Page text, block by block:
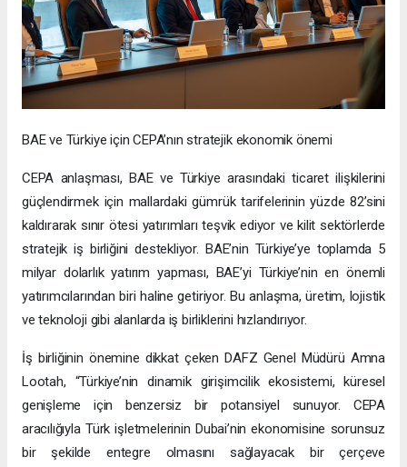
BAE ve Türkiye için CEPA’nın stratejik ekonomik önemi
CEPA anlaşması, BAE ve Türkiye arasındaki ticaret ilişkilerini
güçlendirmek için mallardaki gümrük tarifelerinin yüzde 82’sini
kaldırarak sınır ötesi yatırımları teşvik ediyor ve kilit sektörlerde
stratejik iş birliğini destekliyor. BAE’nin Türkiye’ye toplamda 5
milyar dolarlık yatırım yapması, BAE’yi Türkiye’nin en önemli
yatırımcılarından biri haline getiriyor. Bu anlaşma, üretim, lojistik
ve teknoloji gibi alanlarda iş birliklerini hızlandırıyor.
İş birliğinin önemine dikkat çeken DAFZ Genel Müdürü Amna
Lootah, “Türkiye’nin dinamik girişimcilik ekosistemi, küresel
genişleme için benzersiz bir potansiyel sunuyor. CEPA
aracılığıyla Türk işletmelerinin Dubai’nin ekonomisine sorunsuz
bir şekilde entegre olmasını sağlayacak bir çerçeve